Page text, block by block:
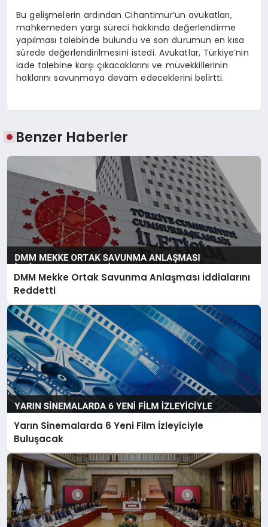
Bu gelişmelerin ardından Cihantimur’un avukatları,
mahkemeden yargı süreci hakkında değerlendirme
yapılması talebinde bulundu ve son durumun en kısa
sürede değerlendirilmesini istedi. Avukatlar, Türkiye’nin
iade talebine karşı çıkacaklarını ve müvekkillerinin
haklarını savunmaya devam edeceklerini belirtti.
Benzer Haberler
DMM Mekke Ortak Savunma Anlaşması İddialarını
Reddetti
Yarın Sinemalarda 6 Yeni Film İzleyiciyle
Buluşacak